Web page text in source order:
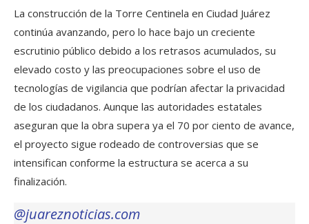
La construcción de la Torre Centinela en Ciudad Juárez
continúa avanzando, pero lo hace bajo un creciente
escrutinio público debido a los retrasos acumulados, su
elevado costo y las preocupaciones sobre el uso de
tecnologías de vigilancia que podrían afectar la privacidad
de los ciudadanos. Aunque las autoridades estatales
aseguran que la obra supera ya el 70 por ciento de avance,
el proyecto sigue rodeado de controversias que se
intensifican conforme la estructura se acerca a su
finalización.
@juareznoticias.com